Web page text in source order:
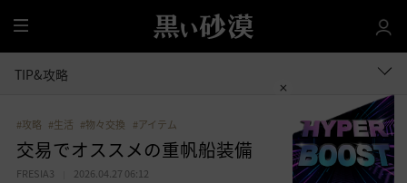
全
体
TIP&攻略
#攻略 #生活 #物々交換 #アイテム
交易でオススメの重帆船装備
FRESIA3
2026.04.27 06:12